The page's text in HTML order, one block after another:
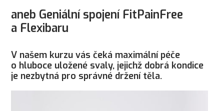
aneb Geniální spojení FitPainFree
a Flexibaru
V našem kurzu vás čeká maximální péče
o hluboce uložené svaly, jejichž dobrá kondice
je nezbytná pro správné držení těla.